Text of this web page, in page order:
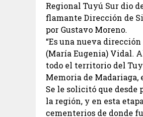
Regional Tuyú Sur dio
flamante Dirección de
por Gustavo Moreno.
“Es una nueva
(María Eugenia) Vidal.
todo el territorio del
Memoria de Madariaga,
Se le solicitó que
la región, y en esta
cementerios de donde